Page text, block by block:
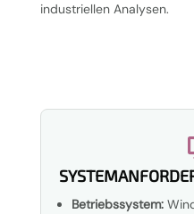
industriellen Analysen.
Betriebssystem: